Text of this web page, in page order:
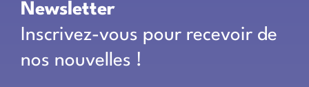
Newsletter
Inscrivez-vous pour recevoir de
nos nouvelles !